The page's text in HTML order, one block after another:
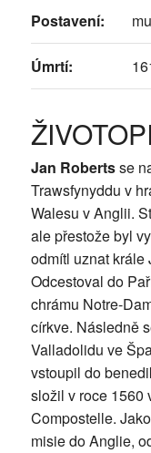
Postavení:
Úmrtí:
Jan Robertsse
Trawsfynyddu v
Walesu v Anglii.
ale přestože byl
odmítl uznat krále
Odcestoval do
chrámu Notre-
církve. Následně
Valladolidu ve
vstoupil do
složil v roce 1560
Compostelle.
misie do Anglie,